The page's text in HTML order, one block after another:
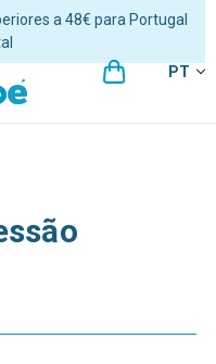
a 48€ para Portugal
PT